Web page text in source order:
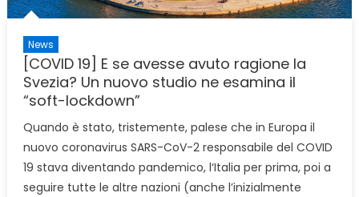
News
[COVID 19] E se avesse avuto ragione la
Svezia? Un nuovo studio ne esamina il
“soft-lockdown”
Quando è stato, tristemente, palese che in Europa il
nuovo coronavirus SARS-CoV-2 responsabile del COVID
19 stava diventando pandemico, l‘Italia per prima, poi a
seguire tutte le altre nazioni (anche l’inizialmente